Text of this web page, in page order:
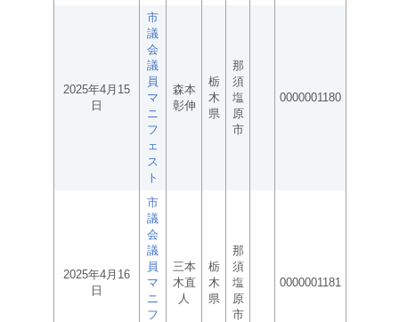
2025年4月15
日
市
議
会
議
員
マ
ニ
フ
ェ
ス
ト
森本
彰伸
栃
木
県
那
須
塩
原
市
0000001180
2025年4月16
日
市
議
会
議
員
マ
ニ
フ
三本
木直
人
栃
木
県
那
須
塩
原
市
0000001181